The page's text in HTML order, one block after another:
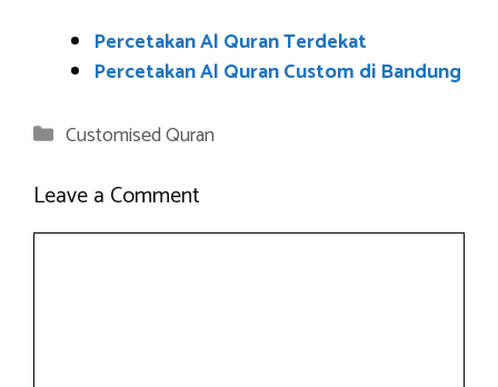
Percetakan Al Quran Terdekat
Percetakan Al Quran Custom di Bandung
Categories
Customised Quran
Leave a Comment